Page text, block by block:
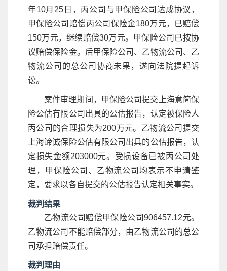
年10月25日，丙公司与甲保险公司达成协议，
甲保险公司赔偿丙公司保险金180万元，已赔偿
150万元，继续赔偿30万元。甲保险公司已按协
议赔偿保险金。后甲保险公司、乙物流公司、乙
物流公司的总公司协商未果，遂向法院提起诉
讼。
案件审理期间，甲保险公司提交上海意简保
险公估有限公司出具的公估报告，认定被保险人
丙公司的合理损失为200万元。乙物流公司提交
上海谛诚保险公估有限公司出具的公估报告，认
定损失金额203000元。受损设备已被丙公司处
理，甲保险公司、乙物流公司均表示不申请鉴
定，要求以各自提交的公估报告认定相关事实。
裁判结果
乙物流公司赔偿甲保险公司906457.12元。
乙物流公司不能赔偿部分，由乙物流公司的总公
司承担赔偿责任。
裁判理由